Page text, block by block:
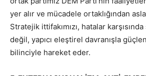
yer alır ve mücadele ortaklığından
Stratejik ittifakımızı, hatalar
değil, yapıcı eleştirel davranışla
bilinciyle hareket eder.